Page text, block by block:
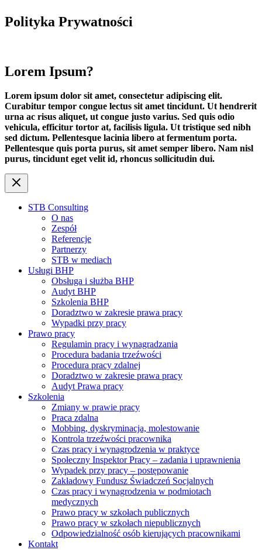
Polityka Prywatności
Lorem Ipsum?
Lorem ipsum dolor sit amet, consectetur adipiscing elit.
Curabitur tempor congue lectus sit amet tincidunt. Ut hendrerit
urna ac risus aliquet, ut congue justo varius. Sed quis odio
vehicula, efficitur tortor at, facilisis ligula. Ut tristique sed nibh
sed dictum. Pellentesque lacinia libero at fermentum porta.
Pellentesque quis porta purus, sit amet semper libero. Nam nisl
purus, tincidunt eget velit id, rhoncus sollicitudin dui.
STB Consulting
O nas
Zespół
Referencje
Partnerzy
STB w mediach
Usługi BHP
Obsługa i służba BHP
Audyt BHP
Szkolenia BHP
Doradztwo w zakresie prawa pracy
Wypadki przy pracy
Prawo pracy
Regulamin pracy i wynagradzania
Procedura badania trzeźwości
Procedura pracy zdalnej
Doradztwo w zakresie prawa pracy
Audyt Prawa pracy
Szkolenia
Zmiany w prawie pracy
Praca zdalna
Mobbing, dyskryminacja, molestowanie
Kontrola trzeźwości pracownika
Czas pracy i wynagrodzenia w praktyce
Społeczny Inspektor Pracy – zadania i uprawnienia
Wypadek przy pracy – postępowanie
Zakładowy Fundusz Świadczeń Socjalnych
Czas pracy i wynagrodzenia w podmiotach
medycznych
Prawo pracy w szkołach publicznych
Prawo pracy w szkołach niepublicznych
Odpowiedzialność osób kierujących pracownikami
Kontakt